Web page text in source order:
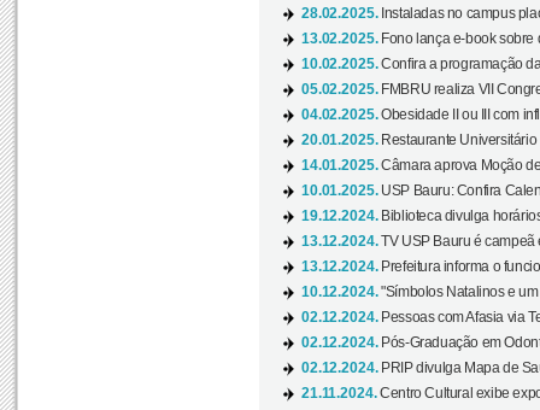
28.02.2025. Instaladas no campus
13.02.2025. Fono lança e-book sobre
10.02.2025.Confira a programação
05.02.2025. FMBRU realiza VII
04.02.2025.Obesidade II ou III com
20.01.2025. Restaurante
14.01.2025.Câmara aprova Moção
10.01.2025. USP Bauru: Confira
19.12.2024. Biblioteca divulga
13.12.2024.TV USP Bauru é campeã
13.12.2024. Prefeitura informa o
10.12.2024."Símbolos Natalinos e
02.12.2024. Pessoas com Afasia via
02.12.2024. Pós-Graduação em
02.12.2024. PRIP divulga Mapa de
21.11.2024.Centro Cultural exibe